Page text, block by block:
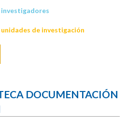
de investigación
DOCUMENTACIÓN